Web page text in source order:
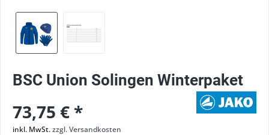
BSC Union Solingen Winterpaket
73,75 € *
inkl. MwSt.zzgl. Versandkosten